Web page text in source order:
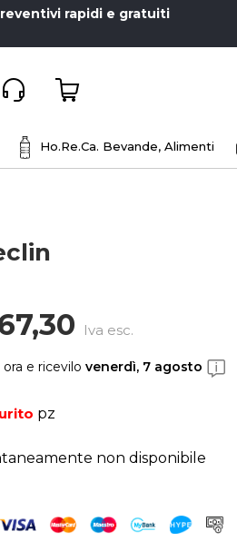
rapidi e gratuiti
Ho.Re.Ca. Bevande, Alimenti
Iva esc.
e ricevilo venerdì, 7 agosto
pz
non disponibile